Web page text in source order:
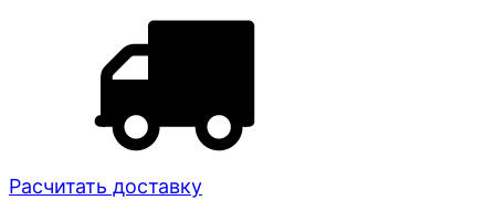
Расчитать доставку